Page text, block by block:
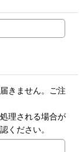
きません。ご注
理される場合が
ください。